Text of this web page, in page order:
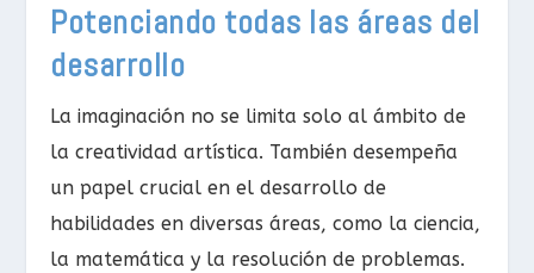
Potenciando todas las áreas del
desarrollo
La imaginación no se limita solo al ámbito de
la creatividad artística. También desempeña
un papel crucial en el desarrollo de
habilidades en diversas áreas, como la ciencia,
la matemática y la resolución de problemas.